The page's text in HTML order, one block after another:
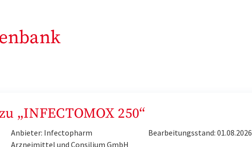
„INFECTOMOX 250“
Anbieter: Infectopharm
Arzneimittel und Consilium GmbH
Bearbeitungsstand: 01.08.2026